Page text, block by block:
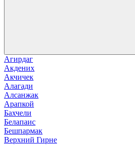
Агирдаг
Акдених
Акчичек
Алагади
Алсанжак
Арапкой
Бахчели
Белапаис
Бешпармак
Верхний Гирне